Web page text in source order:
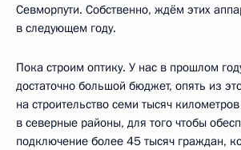
Севморпути. Собственно, ждём этих
в следующем году.
Пока строим оптику. У нас в прошлом
достаточно большой бюджет, опять из
на строительство семи тысяч
в северные районы, для того чтобы
подключение более 45 тысяч граждан,